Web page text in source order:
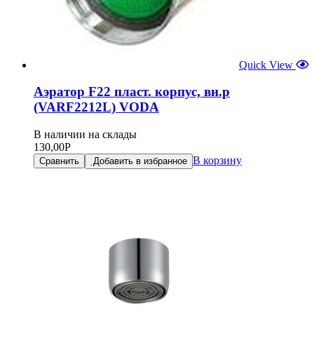
Quick View
Аэратор F22 пласт. корпус, вн.р
(VARF2212L) VODA
В наличии на склады
130,00Р
Сравнить Добавить в избранное В корзину